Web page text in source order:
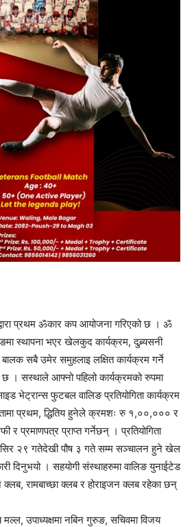
प्रथम ॐकार कप आयोजना गरिएको छ । ॐ
स्थापना भएर खेलकुद कार्यक्रम, दुब्र्यसनी
बालक सबै उमेर समुहलाइ लक्षित कार्यक्रम गर्ने
छ । सस्थाले आफ्नो पहिलो कार्यक्रमको रुपमा
भेट्रान्स फुटबल वालिङ प्रतियोगिता कार्यक्रम
प्रथम, द्धितिय हुनेले क्रमशः रु १,००,००० र
प्रमाणपत्र प्राप्त गर्नेछन् । प्रतियोगिता
२९ गतेदेखी पौष ३ गते सम्म सञ्चालन हुने खेल
दिनुभयो । सहयोगी संस्थाहरुमा वालिङ युनाईटेड
रामबाच्छा क्लब र होराइजन क्लब रहेका छन्
उपाध्यक्षमा नबिन गुरुङ, सचिवमा विजय